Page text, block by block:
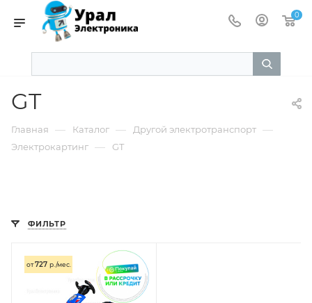
0
GT
Главная — Каталог — Другой электротранспорт —
Электрокартинг — GT
ФИЛЬТР
от727 р./мес.